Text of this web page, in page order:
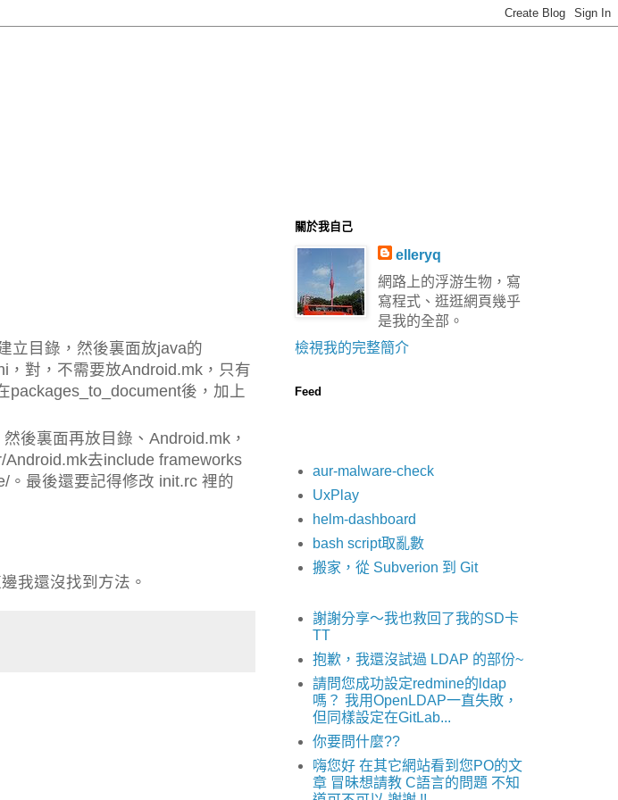
立目錄，然後裏面放java的
對，不需要放Android.mk，只有
packages_to_document後，加上
後裏面再放目錄、Android.mk，
去include frameworks
。最後還要記得修改 init.rc 裡的
我還沒找到方法。
關於我自己
elleryq
網路上的浮游生物，寫
寫程式、逛逛網頁幾乎
是我的全部。
檢視我的完整簡介
Feed
aur-malware-check
UxPlay
helm-dashboard
bash script取亂數
搬家，從 Subverion 到 Git
謝謝分享～我也救回了我的SD卡
TT
抱歉，我還沒試過 LDAP 的部份~
請問您成功設定redmine的ldap
嗎？ 我用OpenLDAP一直失敗，
但同樣設定在GitLab...
你要問什麼??
嗨您好 在其它網站看到您PO的文
章 冒昧想請教 C語言的問題 不知